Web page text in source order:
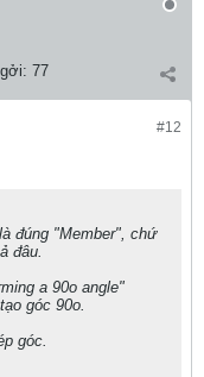
77
#12
đúng "Member", chứ
đâu.
a 90o angle"
góc 90o.
góc.